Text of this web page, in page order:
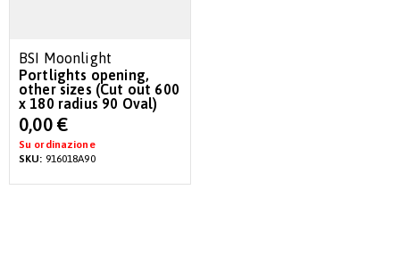
BSI Moonlight
Portlights opening,
other sizes (Cut out 600
x 180 radius 90 Oval)
0,00 €
Su ordinazione
SKU: 916018A90